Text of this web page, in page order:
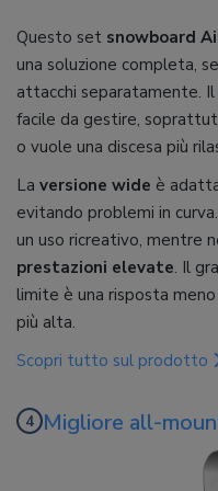
Questo set snowboard
una soluzione completa,
attacchi separatamente. Il
facile da gestire,
o vuole una discesa più
La versione wide è
evitando problemi in
un uso ricreativo, mentre
prestazioni elevate. Il
limite è una risposta
più alta.
Scopri tutto sul prodotto
Migliore all-